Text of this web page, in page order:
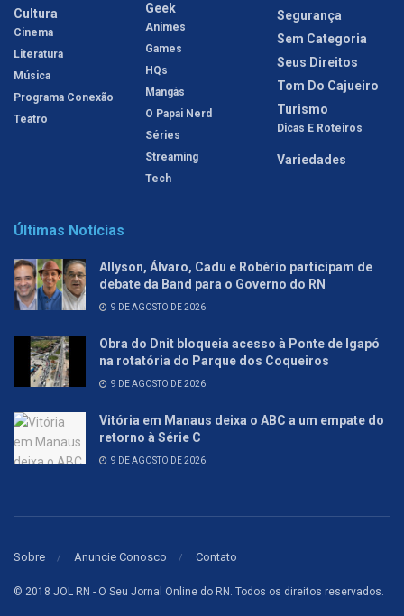
Cultura
Cinema
Literatura
Música
Programa Conexão
Teatro
Geek
Animes
Games
HQs
Mangás
O Papai Nerd
Séries
Streaming
Tech
Segurança
Sem Categoria
Seus Direitos
Tom Do Cajueiro
Turismo
Dicas E Roteiros
Variedades
Últimas Notícias
Allyson, Álvaro, Cadu e Robério participam de
debate da Band para o Governo do RN
9 DE AGOSTO DE 2026
Obra do Dnit bloqueia acesso à Ponte de Igapó
na rotatória do Parque dos Coqueiros
9 DE AGOSTO DE 2026
Vitória em Manaus deixa o ABC a um empate do
retorno à Série C
9 DE AGOSTO DE 2026
Sobre Anuncie Conosco Contato
© 2018 JOL RN - O Seu Jornal Online do RN. Todos os direitos reservados.